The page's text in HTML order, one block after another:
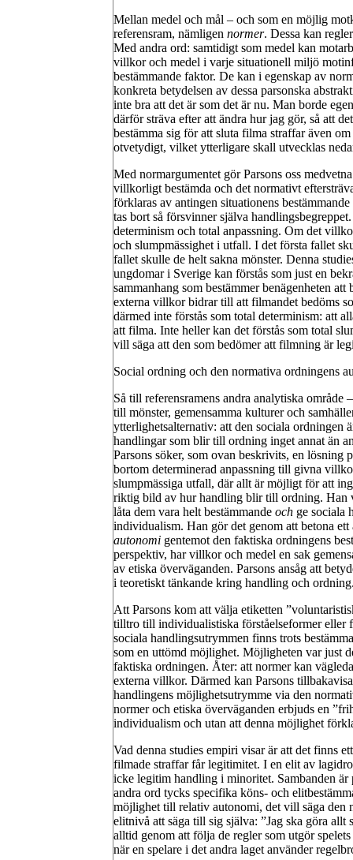
Mellan medel och mål – och som en möjlig
referensram, nämligen normer. Dessa kan
Med andra ord: samtidigt som medel kan
villkor och medel i varje situationell miljö
bestämmande faktor. De kan i egenskap av
konkreta betydelsen av dessa parsonska
inte bra att det är som det är nu. Man borde
därför sträva efter att ändra hur jag gör, så att
bestämma sig för att sluta filma straffar även
otvetydigt, vilket ytterligare skall utvecklas
Med normargumentet gör Parsons oss
villkorligt bestämda och det normativt
förklaras av antingen situationens
tas bort så försvinner själva
determinism och total anpassning. Om det
och slumpmässighet i utfall. I det första fallet
fallet skulle de helt sakna mönster. Denna
ungdomar i Sverige kan förstås som just en
sammanhang som bestämmer benägenheten
externa villkor bidrar till att filmandet bedöms
därmed inte förstås som total determinism: att
att filma. Inte heller kan det förstås som total
vill säga att den som bedömer att filmning är
Social ordning och den normativa ordningens
Så till referensramens andra analytiska område
till mönster, gemensamma kulturer och
ytterlighetsalternativ: att den sociala ordningen
handlingar som blir till ordning inget annat än
Parsons söker, som ovan beskrivits, en lösning
bortom determinerad anpassning till givna
slumpmässiga utfall, där allt är möjligt för att
riktig bild av hur handling blir till ordning. Han
låta dem vara helt bestämmande och ge sociala
individualism. Han gör det genom att betona
autonomi gentemot den faktiska ordningens
perspektiv, har villkor och medel en sak
av etiska överväganden. Parsons ansåg att
i teoretiskt tänkande kring handling och
Att Parsons kom att välja etiketten
tilltro till individualistiska förståelseformer eller
sociala handlingsutrymmen finns trots
som en uttömd möjlighet. Möjligheten var just
faktiska ordningen. Åter: att normer kan
externa villkor. Därmed kan Parsons
handlingens möjlighetsutrymme via den
normer och etiska överväganden erbjuds en
individualism och utan att denna möjlighet
Vad denna studies empiri visar är att det finns
filmade straffar får legitimitet. I en elit av
icke legitim handling i minoritet. Sambanden
andra ord tycks specifika köns- och
möjlighet till relativ autonomi, det vill säga
elitnivå att säga till sig själva: ”Jag ska göra
alltid genom att följa de regler som utgör
när en spelare i det andra laget använder